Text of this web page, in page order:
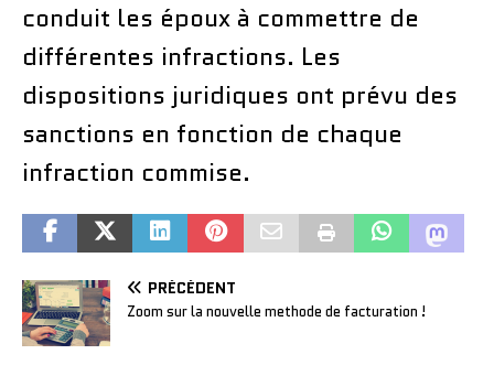
conduit les époux à commettre de
différentes infractions. Les
dispositions juridiques ont prévu des
sanctions en fonction de chaque
infraction commise.
PRÉCÉDENT
Zoom sur la nouvelle methode de facturation !